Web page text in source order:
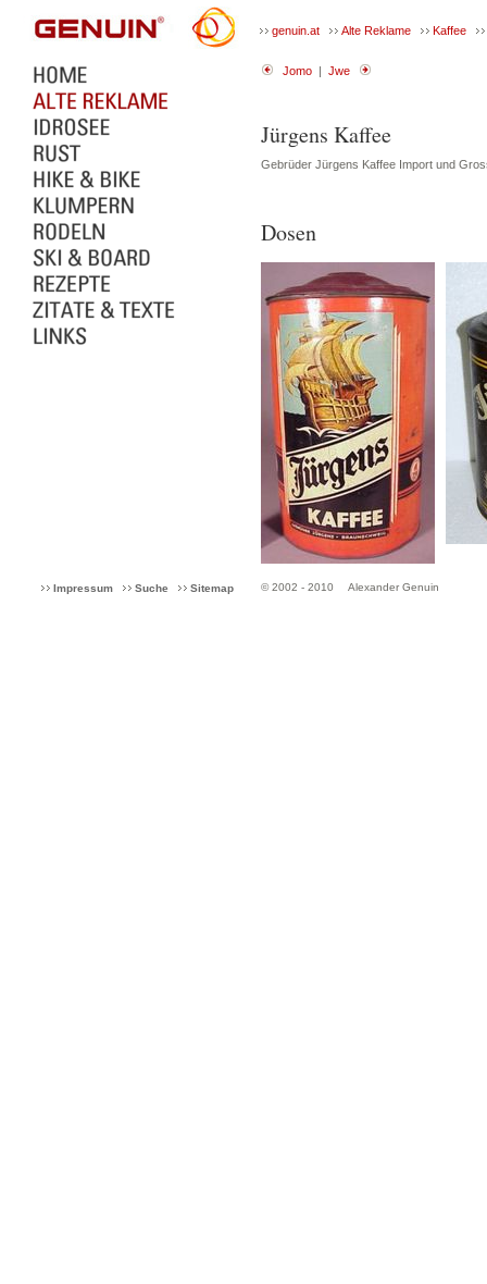
genuin.at Alte Reklame Kaffee
Jomo | Jwe
Jürgens Kaffee
Gebrüder Jürgens Kaffee Import und
Dosen
Impressum Suche Sitemap © 2002 - 2010 Alexander Genuin